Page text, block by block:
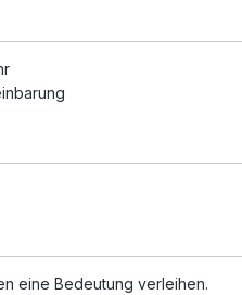
eine Bedeutung verleihen.